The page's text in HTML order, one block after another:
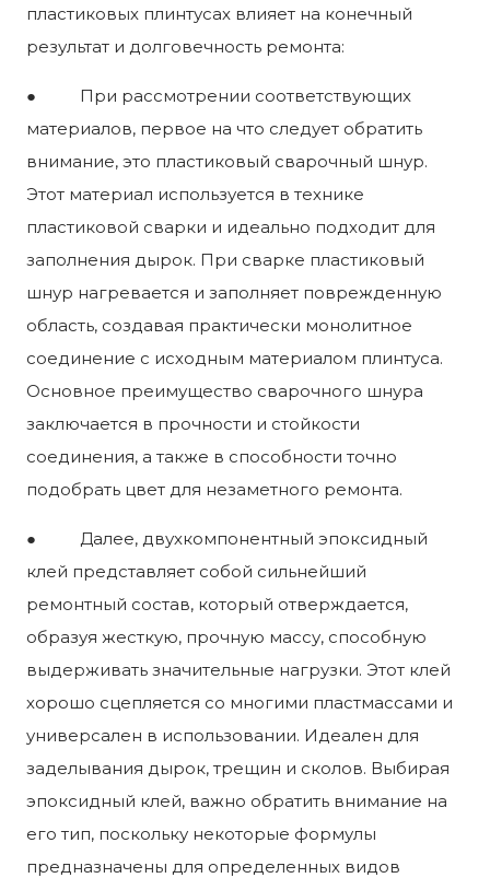
пластиковых плинтусах влияет на конечный
результат и долговечность ремонта:
● При рассмотрении соответствующих
материалов, первое на что следует обратить
внимание, это пластиковый сварочный шнур.
Этот материал используется в технике
пластиковой сварки и идеально подходит для
заполнения дырок. При сварке пластиковый
шнур нагревается и заполняет поврежденную
область, создавая практически монолитное
соединение с исходным материалом плинтуса.
Основное преимущество сварочного шнура
заключается в прочности и стойкости
соединения, а также в способности точно
подобрать цвет для незаметного ремонта.
● Далее, двухкомпонентный эпоксидный
клей представляет собой сильнейший
ремонтный состав, который отверждается,
образуя жесткую, прочную массу, способную
выдерживать значительные нагрузки. Этот клей
хорошо сцепляется со многими пластмассами и
универсален в использовании. Идеален для
заделывания дырок, трещин и сколов. Выбирая
эпоксидный клей, важно обратить внимание на
его тип, поскольку некоторые формулы
предназначены для определенных видов